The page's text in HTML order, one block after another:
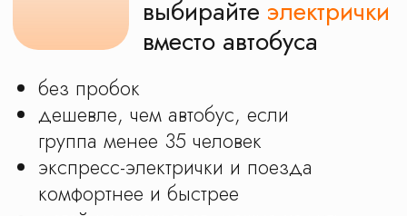
Доверьте организацию
экскурсий
для вашего класса